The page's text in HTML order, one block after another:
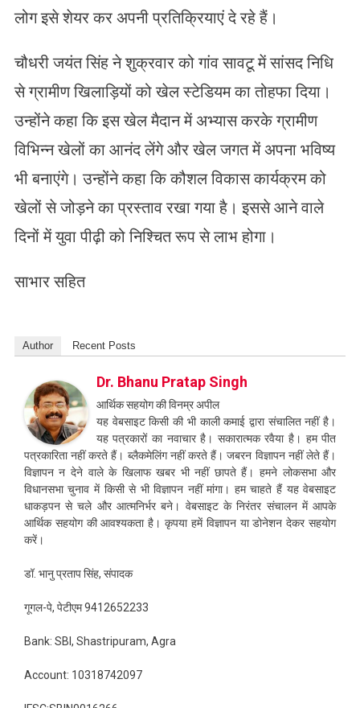
लोग इसे शेयर कर अपनी प्रतिक्रियाएं दे रहे हैं।
चौधरी जयंत सिंह ने शुक्रवार को गांव सावटू में सांसद निधि
से ग्रामीण खिलाड़ियों को खेल स्टेडियम का तोहफा दिया।
उन्होंने कहा कि इस खेल मैदान में अभ्यास करके ग्रामीण
विभिन्न खेलों का आनंद लेंगे और खेल जगत में अपना भविष्य
भी बनाएंगे। उन्होंने कहा कि कौशल विकास कार्यक्रम को
खेलों से जोड़ने का प्रस्ताव रखा गया है। इससे आने वाले
दिनों में युवा पीढ़ी को निश्चित रूप से लाभ होगा।
साभार सहित
Author Recent Posts
Dr. Bhanu Pratap Singh
आर्थिक सहयोग की विनम्र अपील
यह वेबसाइट किसी की भी काली कमाई द्वारा संचालित नहीं है।
यह पत्रकारों का नवाचार है। सकारात्मक रवैया है। हम पीत
पत्रकारिता नहीं करते हैं। ब्लैकमेलिंग नहीं करते हैं। जबरन विज्ञापन नहीं लेते हैं।
विज्ञापन न देने वाले के खिलाफ खबर भी नहीं छापते हैं। हमने लोकसभा और
विधानसभा चुनाव में किसी से भी विज्ञापन नहीं मांगा। हम चाहते हैं यह वेबसाइट
धाकड़पन से चले और आत्मनिर्भर बने। वेबसाइट के निरंतर संचालन में आपके
आर्थिक सहयोग की आवश्यकता है। कृपया हमें विज्ञापन या डोनेशन देकर सहयोग
करें।
डॉ. भानु प्रताप सिंह, संपादक
गूगल-पे, पेटीएम 9412652233
Bank: SBI, Shastripuram, Agra
Account: 10318742097